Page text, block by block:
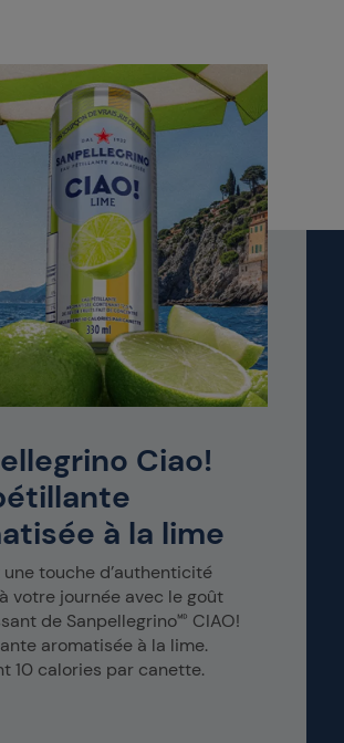
Ciao!
à la lime
touche d’authenticité
votre journée avec le goût
de Sanpellegrino🅫 CIAO!
aromatisée à la lime.
10 calories par canette.